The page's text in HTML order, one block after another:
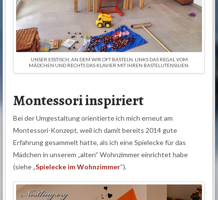
UNSER ESSTISCH, AN DEM WIR OFT BASTELN. LINKS DAS REGAL VOM
MÄDCHEN UND RECHTS DAS KLAVIER MIT IHREN BASTELUTENSILIEN.
Montessori inspiriert
Bei der Umgestaltung orientierte ich mich erneut am
Montessori-Konzept, weil ich damit bereits 2014 gute
Erfahrung gesammelt hatte, als ich eine Spielecke für das
Mädchen in unserem „alten“ Wohnzimmer einrichtet habe
(siehe „Spielecke im Wohnzimmer“).